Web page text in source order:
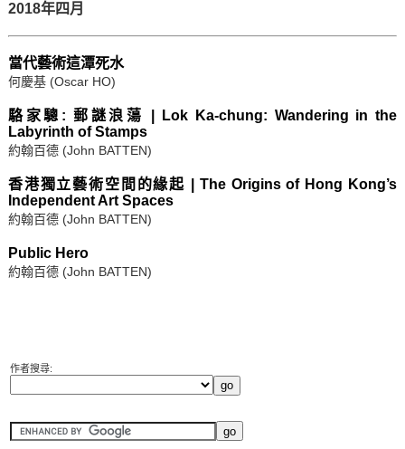
2018年四月
當代藝術這潭死水
何慶基 (Oscar HO)
駱家驄: 郵謎浪蕩 | Lok Ka-chung: Wandering in the
Labyrinth of Stamps
約翰百德 (John BATTEN)
香港獨立藝術空間的緣起 | The Origins of Hong Kong’s
Independent Art Spaces
約翰百德 (John BATTEN)
Public Hero
約翰百德 (John BATTEN)
作者搜尋: